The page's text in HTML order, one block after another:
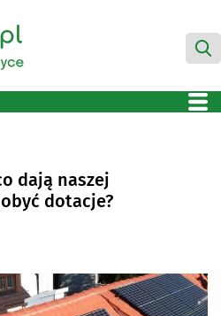
dają naszej
dotacje?